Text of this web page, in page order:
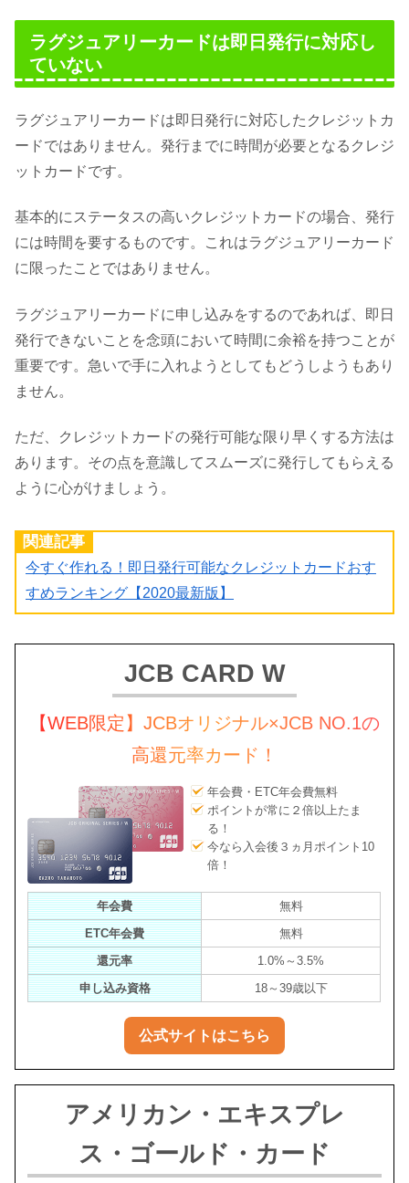
ラグジュアリーカードは即日発行に対応し
ていない
ラグジュアリーカードは即日発行に対応したクレジットカ
ードではありません。発行までに時間が必要となるクレジ
ットカードです。
基本的にステータスの高いクレジットカードの場合、発行
には時間を要するものです。これはラグジュアリーカード
に限ったことではありません。
ラグジュアリーカードに申し込みをするのであれば、即日
発行できないことを念頭において時間に余裕を持つことが
重要です。急いで手に入れようとしてもどうしようもあり
ません。
ただ、クレジットカードの発行可能な限り早くする方法は
あります。その点を意識してスムーズに発行してもらえる
ように心がけましょう。
関連記事
今すぐ作れる！即日発行可能なクレジットカードおす
すめランキング【2020最新版】
JCB CARD W
【WEB限定】JCBオリジナル×JCB NO.1の
高還元率カード！
年会費・ETC年会費無料
ポイントが常に２倍以上たま
る！
今なら入会後３ヵ月ポイント10
倍！
年会費
無料
ETC年会費
無料
還元率
1.0%～3.5%
申し込み資格
18～39歳以下
公式サイトはこちら
アメリカン・エキスプレ
ス・ゴールド・カード